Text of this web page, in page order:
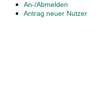
An-/Abmelden
Antrag neuer Nutzer